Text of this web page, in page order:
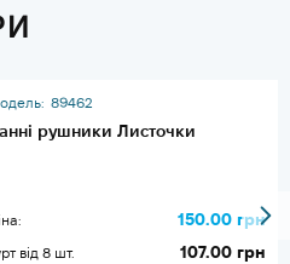
89462
рушники Листочки
150.00 грн
від 8 шт. 107.00 грн